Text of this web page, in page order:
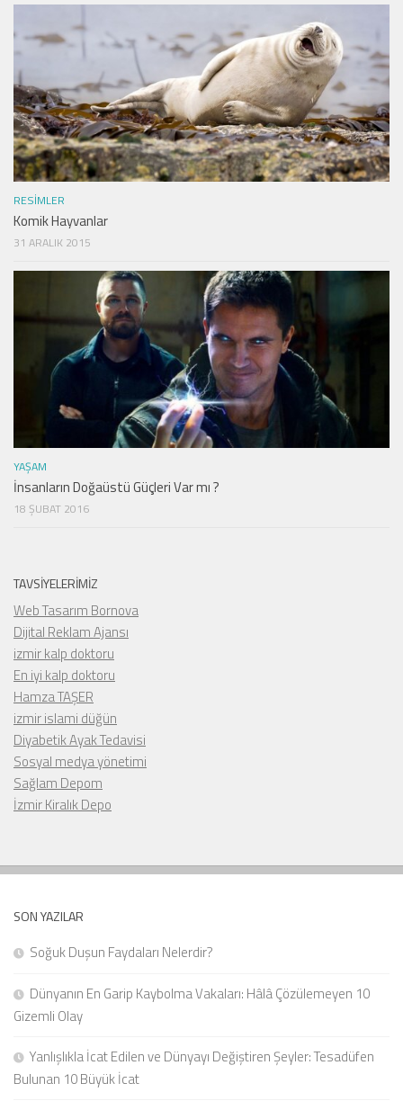
RESIMLER
Komik Hayvanlar
31 ARALIK 2015
YAŞAM
İnsanların Doğaüstü Güçleri Var mı ?
18 ŞUBAT 2016
TAVSIYELERIMIZ
Web Tasarım Bornova
Dijital Reklam Ajansı
izmir kalp doktoru
En iyi kalp doktoru
Hamza TAŞER
izmir islami düğün
Diyabetik Ayak Tedavisi
Sosyal medya yönetimi
Sağlam Depom
İzmir Kiralık Depo
SON YAZILAR
Soğuk Duşun Faydaları Nelerdir?
Dünyanın En Garip Kaybolma Vakaları: Hâlâ Çözülemeyen 10
Gizemli Olay
Yanlışlıkla İcat Edilen ve Dünyayı Değiştiren Şeyler: Tesadüfen
Bulunan 10 Büyük İcat